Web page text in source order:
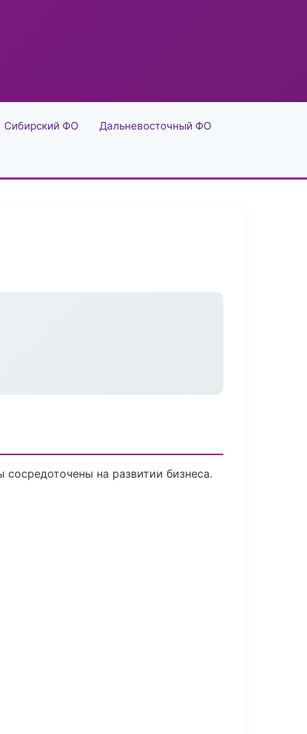
Сибирский ФО Дальневосточный ФО
на развитии бизнеса.